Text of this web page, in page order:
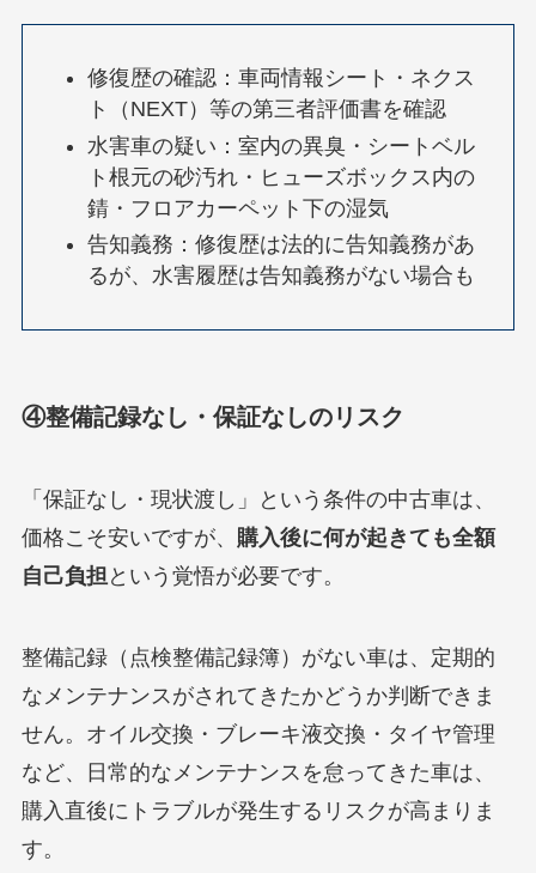
修復歴の確認：車両情報シート・ネクス
ト（NEXT）等の第三者評価書を確認
水害車の疑い：室内の異臭・シートベル
ト根元の砂汚れ・ヒューズボックス内の
錆・フロアカーペット下の湿気
告知義務：修復歴は法的に告知義務があ
るが、水害履歴は告知義務がない場合も
④整備記録なし・保証なしのリスク
「保証なし・現状渡し」という条件の中古車は、
価格こそ安いですが、 購入後に何が起きても全額
自己負担という覚悟が必要です。
整備記録（点検整備記録簿）がない車は、定期的
なメンテナンスがされてきたかどうか判断できま
せん。オイル交換・ブレーキ液交換・タイヤ管理
など、日常的なメンテナンスを怠ってきた車は、
購入直後にトラブルが発生するリスクが高まりま
す。